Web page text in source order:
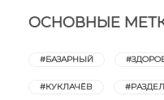
ОСНОВНЫЕ
#БАЗАРНЫЙ
#КУКЛАЧЁВ